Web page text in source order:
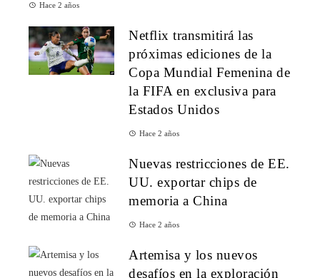
Hace 2 años
Netflix transmitirá las
próximas ediciones de la
Copa Mundial Femenina de
la FIFA en exclusiva para
Estados Unidos
Hace 2 años
Nuevas restricciones de EE.
UU. exportar chips de
memoria a China
Hace 2 años
Artemisa y los nuevos
desafíos en la exploración